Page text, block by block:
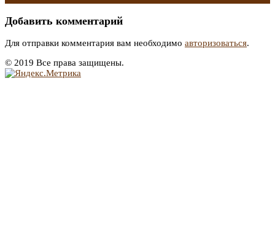
Добавить комментарий
Для отправки комментария вам необходимо авторизоваться.
© 2019 Все права защищены.